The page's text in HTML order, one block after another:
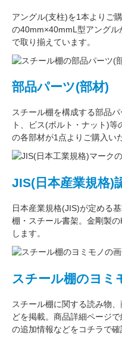
アングル(支柱)を1本よりご
の40mm×40mmL型アングル
で取り揃えています。
部品パーツ(部材)
スチール棚を構成する部品パ
ト 、 ビス(ボルト・ナット)等
の各部材が1点よりご購入い
JIS(日本産業規格)
日本産業規格(JIS)が定める
棚・スチール書架。金剛製
します。
スチール棚のヨミ
スチール棚に関する読み物
どを掲載。商品詳細ページ
の追加情報などをコチラで確